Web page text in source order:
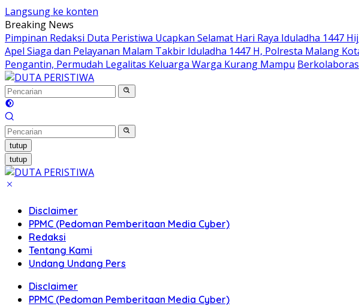
Langsung ke konten
Breaking News
Pimpinan Redaksi Duta Peristiwa Ucapkan Selamat Hari Raya Iduladha 1447
Apel Siaga dan Pelayanan Malam Takbir Iduladha 1447 H, Polresta Malang
Pengantin, Permudah Legalitas Keluarga Warga Kurang Mampu
tutup
tutup
Disclaimer
PPMC (Pedoman Pemberitaan Media Cyber)
Redaksi
Tentang Kami
Undang Undang Pers
Disclaimer
PPMC (Pedoman Pemberitaan Media Cyber)